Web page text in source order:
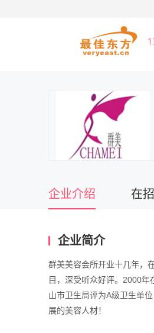
企业介绍 在
企业简介
群美美容会所开业十几年，
目，深受听众好评。2000
山市卫生局评为A级卫生单
展的美容人材！